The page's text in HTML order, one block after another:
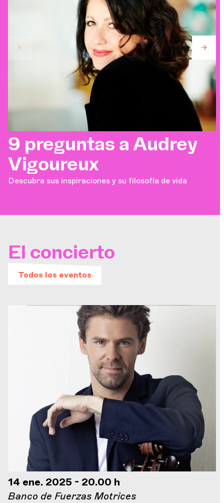
9 preguntas a Audrey
Vigoureux
Descubra sus inspiraciones y su filosofía de vida
El concierto
Todos los eventos
14 ene. 2025 - 20.00 h
Banco de Fuerzas Motrices